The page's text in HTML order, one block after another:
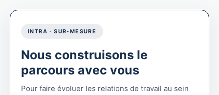
INTRA · SUR-MESURE
Nous construisons le
parcours avec vous
Pour faire évoluer les relations de travail au sein